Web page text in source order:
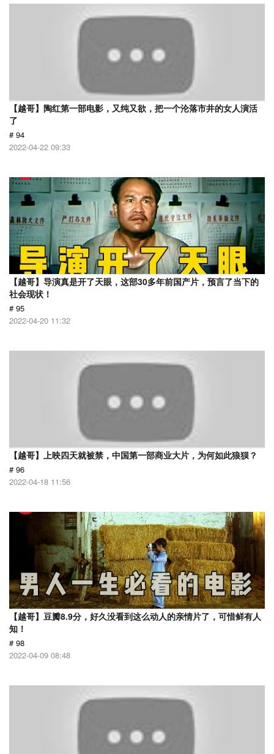
【越哥】陶红第一部电影，又纯又欲，把一个沦落市井的女人演活
了
# 94
2022-04-22 09:33
【越哥】导演真是开了天眼，这部30多年前国产片，预言了当下的
社会现状！
# 95
2022-04-20 11:32
【越哥】上映四天就被禁，中国第一部商业大片，为何如此狼狈？
# 96
2022-04-18 11:56
【越哥】豆瓣8.9分，好久没看到这么动人的亲情片了，可惜鲜有人
知！
# 98
2022-04-09 08:48